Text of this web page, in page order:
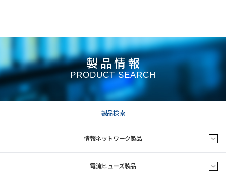
製品情報
PRODUCT SEARCH
製品検索
情報ネットワーク製品
電流ヒューズ製品